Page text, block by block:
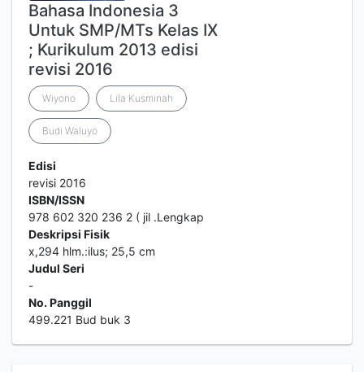
Bahasa Indonesia 3
Untuk SMP/MTs Kelas IX
; Kurikulum 2013 edisi
revisi 2016
Wiyono Lila Kusminah
Budi Waluyo
Edisi
revisi 2016
ISBN/ISSN
978 602 320 236 2 ( jil .Lengkap
Deskripsi Fisik
x,294 hlm.:ilus; 25,5 cm
Judul Seri
-
No. Panggil
499.221 Bud buk 3